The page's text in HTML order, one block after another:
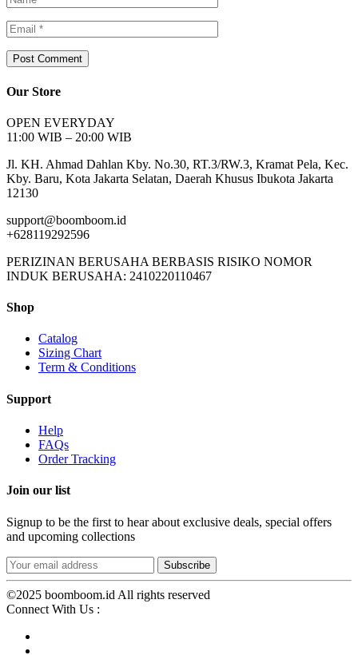
Our Store
OPEN EVERYDAY
11:00 WIB – 20:00 WIB
Jl. KH. Ahmad Dahlan Kby. No.30, RT.3/RW.3, Kramat Pela, Kec.
Kby. Baru, Kota Jakarta Selatan, Daerah Khusus Ibukota Jakarta
12130
support@boomboom.id
+628119292596
PERIZINAN BERUSAHA BERBASIS RISIKO NOMOR
INDUK BERUSAHA: 2410220110467
Shop
Catalog
Sizing Chart
Term & Conditions
Support
Help
FAQs
Order Tracking
Join our list
Signup to be the first to hear about exclusive deals, special offers
and upcoming collections
©2025 boomboom.id All rights reserved
Connect With Us :